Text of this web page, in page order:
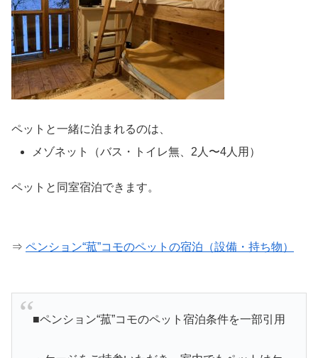
ペットと一緒に泊まれるのは、
メゾネット（バス・トイレ無、2人〜4人用）
ペットと同室宿泊できます。
⇒ ペンション“菰”コモのペットの宿泊（設備・持ち物）
■ペンション“菰”コモのペット宿泊条件を一部引用